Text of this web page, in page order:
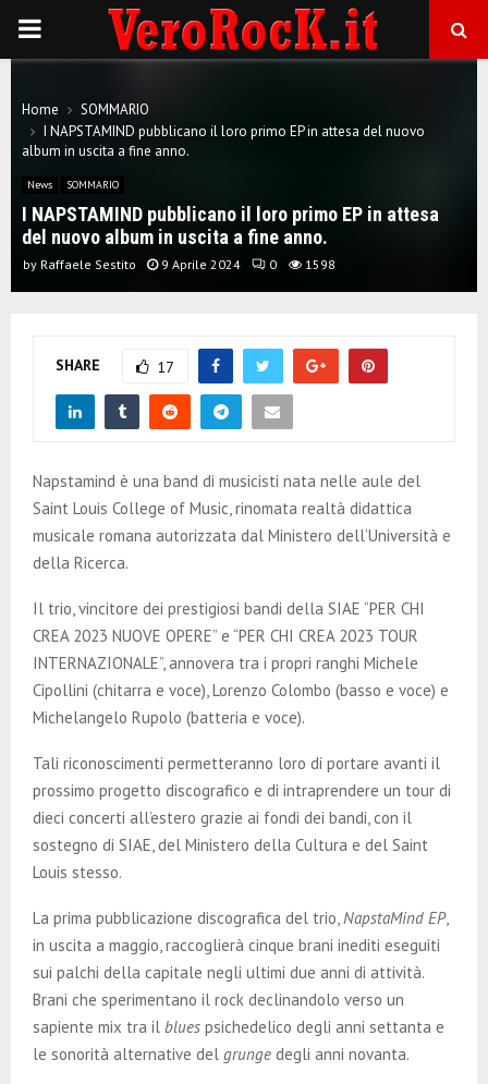
P
I
M
A
N
U
Home
SOMMARIO
I NAPSTAMIND pubblicano il loro primo EP in attesa del nuovo
album in uscita a fine anno.
News SOMMARIO
I NAPSTAMIND pubblicano il loro primo EP in attesa
del nuovo album in uscita a fine anno.
by Raffaele Sestito 9 Aprile 2024 0 1598
SHARE 17
Napstamind è una band di musicisti nata nelle aule del
Saint Louis College of Music, rinomata realtà didattica
musicale romana autorizzata dal Ministero dell’Università e
della Ricerca.
Il trio, vincitore dei prestigiosi bandi della SIAE “PER CHI
CREA 2023 NUOVE OPERE” e “PER CHI CREA 2023 TOUR
INTERNAZIONALE”, annovera tra i propri ranghi Michele
Cipollini (chitarra e voce), Lorenzo Colombo (basso e voce) e
Michelangelo Rupolo (batteria e voce).
Tali riconoscimenti permetteranno loro di portare avanti il
prossimo progetto discografico e di intraprendere un tour di
dieci concerti all’estero grazie ai fondi dei bandi, con il
sostegno di SIAE, del Ministero della Cultura e del Saint
Louis stesso.
La prima pubblicazione discografica del trio, NapstaMind EP,
in uscita a maggio, raccoglierà cinque brani inediti eseguiti
sui palchi della capitale negli ultimi due anni di attività.
Brani che sperimentano il rock declinandolo verso un
sapiente mix tra il blues psichedelico degli anni settanta e
le sonorità alternative del grunge degli anni novanta.